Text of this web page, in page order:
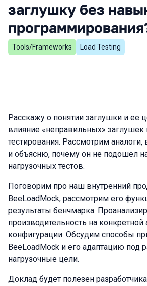
заглушку без
Tools/Frameworks Load Testing
Расскажу о понятии заглушки и ее
влияние «неправильных» заглушек
тестирования. Рассмотрим
и объясню, почему он не подошел
нагрузочных тестов.
Поговорим про наш внутренний
BeeLoadMock, рассмотрим его
результаты бенчмарка.
производительность на конкретной
конфигурации. Обсудим способы
BeeLoadMock и его адаптацию под
нагрузочные цели.
Доклад будет полезен